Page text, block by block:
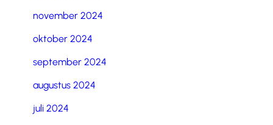
november 2024
oktober 2024
september 2024
augustus 2024
juli 2024